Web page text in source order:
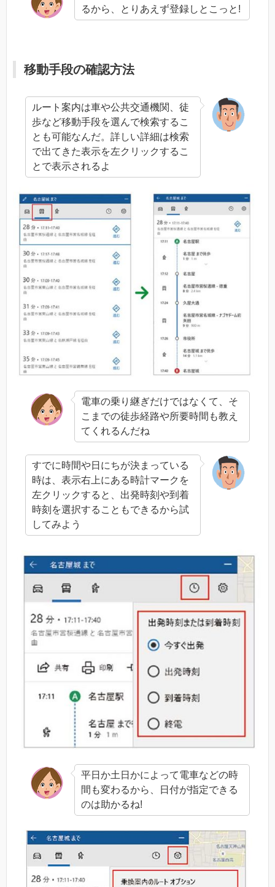
るから、とりあえず登録しとこっと!
移動手段の確認方法
ルート案内は車や公共交通機関、徒
歩など移動手段を選んで検索するこ
とも可能なんだ。詳しい詳細は検索
で出てきた表示を左クリックするこ
とで表示されるよ
電車の乗り継ぎだけではなくて、そ
こまでの徒歩経路や所要時間も教え
てくれるんだね
すでに時間や日にちが決まっている
時は、表示右上にある時計マークを
左クリックすると、出発時刻や到着
時刻を選択することもできるから試
してみよう
平日か土日かによって電車などの時
間も変わるから、日付が指定できる
のは助かるね!